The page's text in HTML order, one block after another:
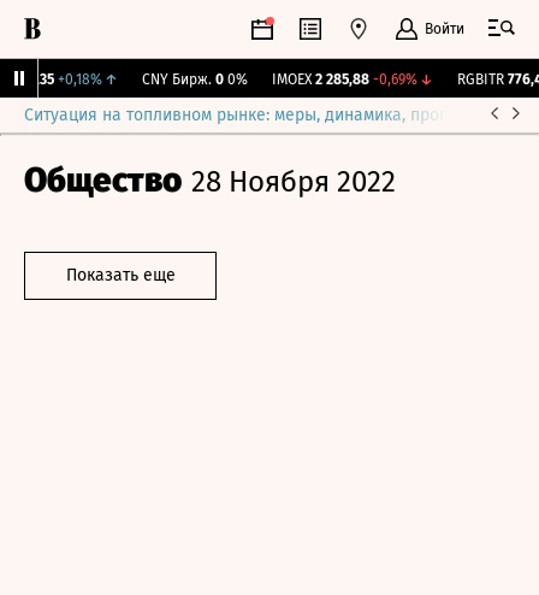
Войти
115,35 +0,18%↑ CNY Бирж. 0 0% IMOEX 2 285,88 -0,69%↓ RGBITR 776,42
Ситуация на топливном рынке: меры, динамика, прогнозы
Общество 28 Ноября 2022
Показать еще